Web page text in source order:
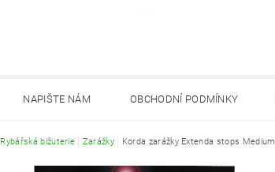
NAPIŠTE NÁM OBCHODNÍ PODMÍNKY
Rybářská bižuterie Zarážky Korda zarážky Extenda stops Medium